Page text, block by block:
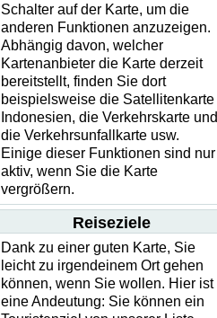
Schalter auf der Karte, um die
anderen Funktionen anzuzeigen.
Abhängig davon, welcher
Kartenanbieter die Karte derzeit
bereitstellt, finden Sie dort
beispielsweise die Satellitenkarte
Indonesien, die Verkehrskarte und
die Verkehrsunfallkarte usw.
Einige dieser Funktionen sind nur
aktiv, wenn Sie die Karte
vergrößern.
Reiseziele
Dank zu einer guten Karte, Sie
leicht zu irgendeinem Ort gehen
können, wenn Sie wollen. Hier ist
eine Andeutung: Sie können ein